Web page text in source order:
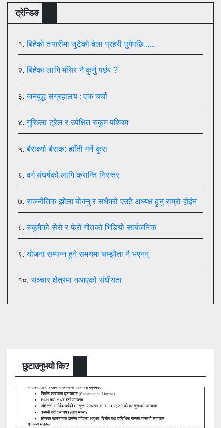
ट्रेन्डिङ
१.बिहेको तयारीमा जुटेको बेला प्रहरी पुगेपछि......
२.बिहेका लागि मंसिर नै कुर्नु पर्छर ?
३.जनयुद्ध संग्रहालय : एक चर्चा
४.गुरिल्ला ट्रेल र उपेक्षित रुकुम पश्चिम
५.बैराक्यौ बैराक: ह्याँती गर्ने कुरा
६.वर्ग संघर्षको लागि क्रान्ति निरन्तर
७.राजनीतिक झोला बोक्नु र सधैंभरी एउटै अध्यक्ष हुनु राम्रो होईन
८.रुकुमैको सेरो र फेरो गीतको भिडियो सार्बजनिक
९.योजना सम्पन्न हुने समयमा सम्झौता नै भएनन्
१०.सञ्चार क्षेत्रमा नआएको संघीयता
छुटाउनुभयो कि?